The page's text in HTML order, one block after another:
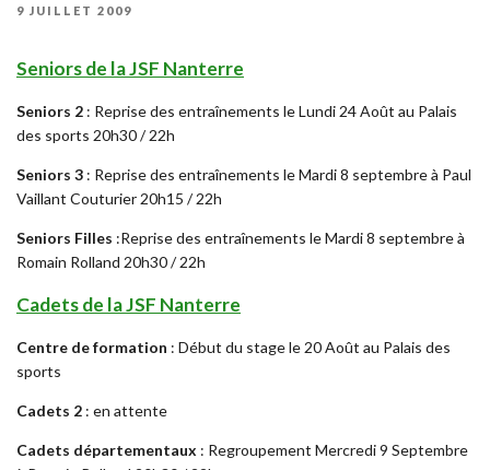
PUBLIÉ
9 JUILLET 2009
Seniors de la JSF Nanterre
Seniors 2 : Reprise des entraînements le Lundi 24 Août au Palais
des sports 20h30 / 22h
Seniors 3 : Reprise des entraînements le Mardi 8 septembre à Paul
Vaillant Couturier 20h15 / 22h
Seniors Filles :Reprise des entraînements le Mardi 8 septembre à
Romain Rolland 20h30 / 22h
Cadets de la JSF Nanterre
Centre de formation : Début du stage le 20 Août au Palais des
sports
Cadets 2 : en attente
Cadets départementaux : Regroupement Mercredi 9 Septembre